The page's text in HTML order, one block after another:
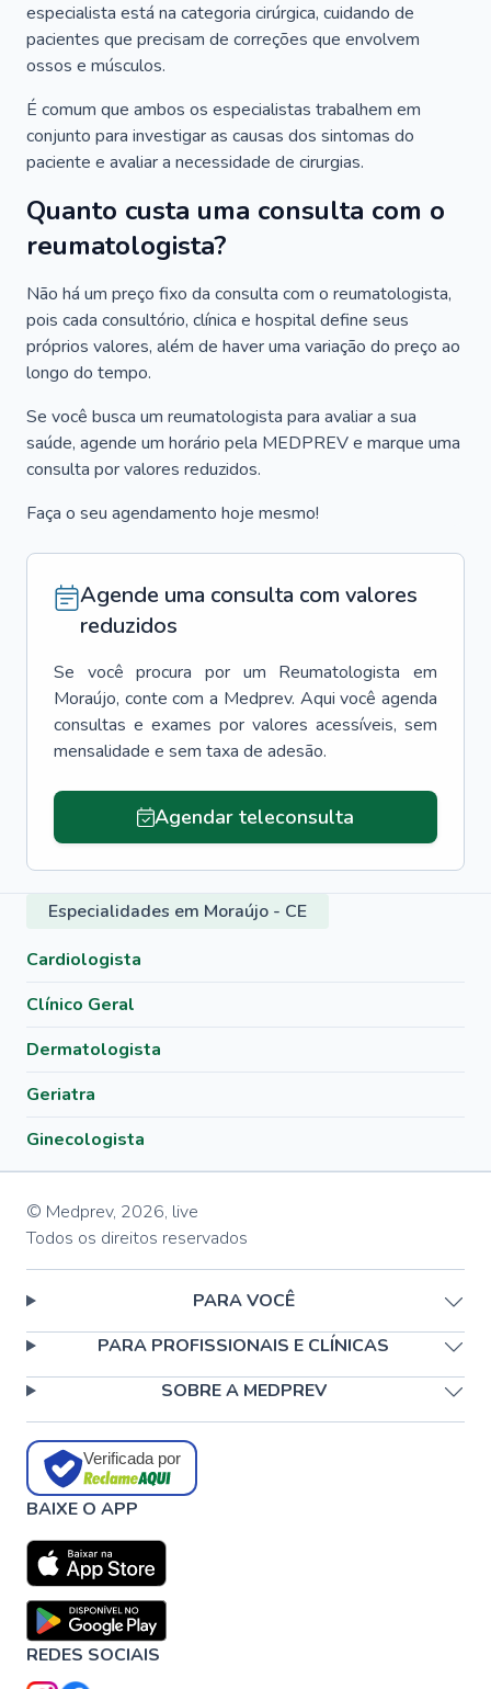
especialista está na categoria cirúrgica, cuidando de
pacientes que precisam de correções que envolvem
ossos e músculos.
É comum que ambos os especialistas trabalhem em
conjunto para investigar as causas dos sintomas do
paciente e avaliar a necessidade de cirurgias.
Quanto custa uma consulta com o
reumatologista?
Não há um preço fixo da consulta com o reumatologista,
pois cada consultório, clínica e hospital define seus
próprios valores, além de haver uma variação do preço ao
longo do tempo.
Se você busca um reumatologista para avaliar a sua
saúde, agende um horário pela MEDPREV e marque uma
consulta por valores reduzidos.
Faça o seu agendamento hoje mesmo!
Agende uma consulta com valores
reduzidos
Se você procura por um Reumatologista em
Moraújo, conte com a Medprev. Aqui você agenda
consultas e exames por valores acessíveis, sem
mensalidade e sem taxa de adesão.
Agendar teleconsulta
Especialidades em Moraújo - CE
Cardiologista
Clínico Geral
Dermatologista
Geriatra
Ginecologista
© Medprev, 2026, live
Todos os direitos reservados
PARA VOCÊ
PARA PROFISSIONAIS E CLÍNICAS
SOBRE A MEDPREV
Verificada por
BAIXE O APP
REDES SOCIAIS